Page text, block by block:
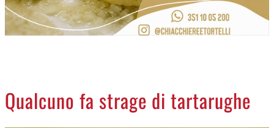
Qualcuno fa strage di tartarughe